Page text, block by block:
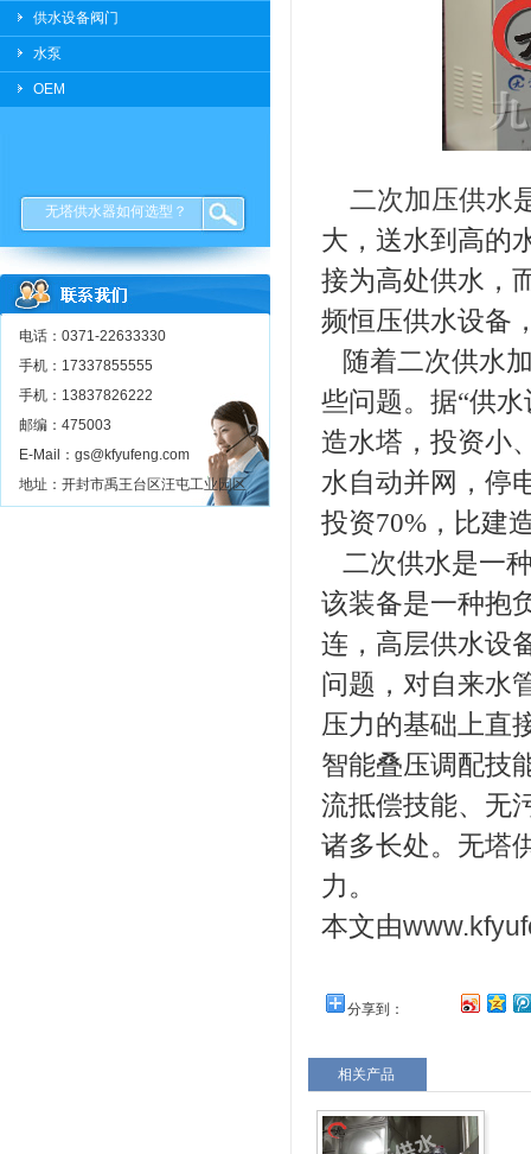
供水设备阀门
水泵
OEM
无塔供水器如何选型？
电话：0371-22633330
手机：17337855555
手机：13837826222
邮编：475003
E-Mail：gs@kfyufeng.com
地址：开封市禹王台区汪屯工业园区
二次加压供水
大，送水到高的
接为高处供水，
频恒压供水设备
随着二次供水
些问题。据“供
造水塔，投资小
水自动并网，停
投资70%，比建
二次供水是一
该装备是一种抱
连，高层供水设
问题，对自来水
压力的基础上直
智能叠压调配技
流抵偿技能、无
诸多长处。无塔
力。
本文由
分享到：
相关产品